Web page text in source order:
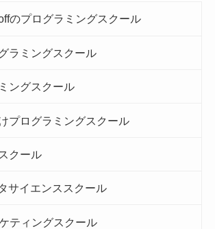
のプログラミングスクール
ラミングスクール
ングスクール
プログラミングスクール
クール
サイエンススクール
ティングスクール